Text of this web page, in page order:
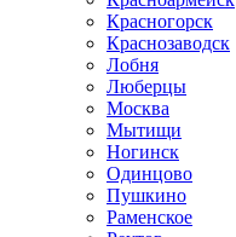
Красногорск
Краснозаводск
Лобня
Люберцы
Москва
Мытищи
Ногинск
Одинцово
Пушкино
Раменское